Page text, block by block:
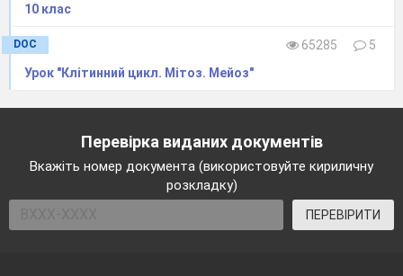
10 клас
DOC 65285
5
Урок "Клітинний цикл. Мітоз. Мейоз"
Перевірка виданих документів
Вкажіть номер документа (використовуйте кириличну
розкладку)
ПЕРЕВІРИТИ